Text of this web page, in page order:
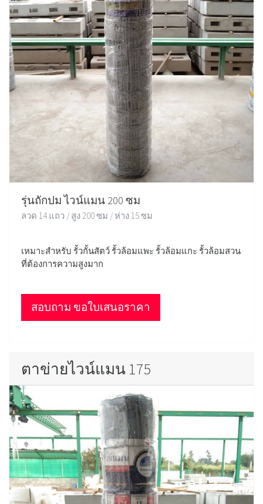
รุ่นถักปม ไวน์แมน 200 ซม
ลวด 14 แถว / สูง 200 ซม / ห่าง 15 ซม
เหมาะสำหรับ รั้วกั้นสัตว์ รั้วล้อมแพะ รั้วล้อมแกะ รั้วล้อมสวน
ที่ต้องการความสูงมาก
สอบถาม ขอใบเสนอราคา
ตาข่ายไวน์แมน 175